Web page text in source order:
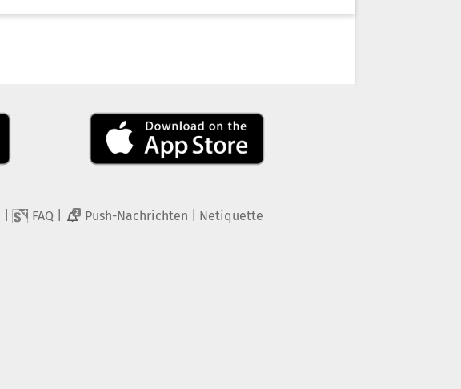
FAQ 2 Push-Nachrichten Netiquette